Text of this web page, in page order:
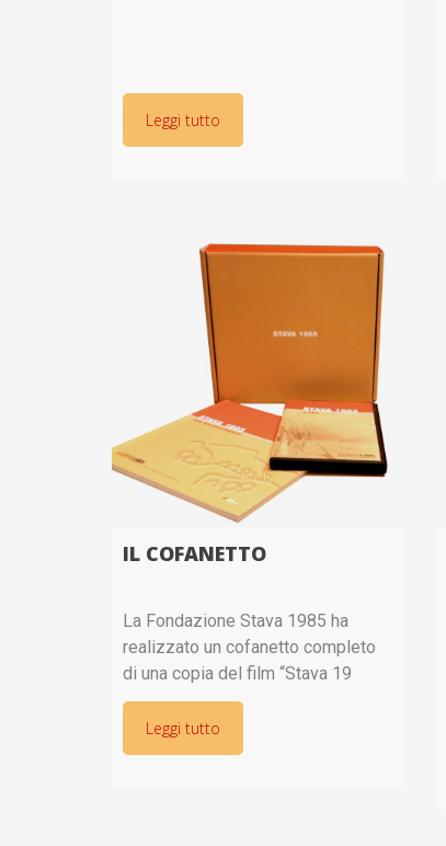
Leggi tutto
IL COFANETTO
La Fondazione Stava 1985 ha
realizzato un cofanetto completo
di una copia del film “Stava 19
luglio” su DVD e di una copia del
libro “Stava 1985 Una
documentazione”.Con il cofanetto,
Leggi tutto